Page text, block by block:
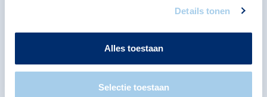
Details tonen
Alles toestaan
Selectie toestaan
De Muziekinstrumentenbuurt
De Rompert
Maasdal